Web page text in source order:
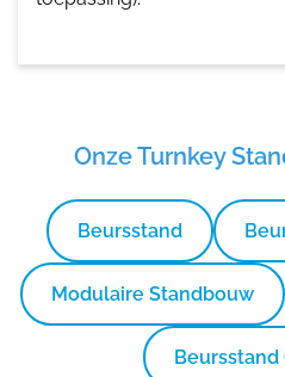
Onze Turnkey
Beursstand
Modulaire Standbouw
Beursstand